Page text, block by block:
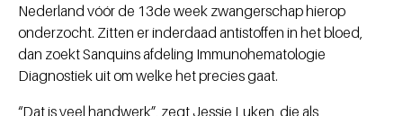
Nederland vóór de 13de week zwangerschap hierop
onderzocht. Zitten er inderdaad antistoffen in het bloed,
dan zoekt Sanquins afdeling Immunohematologie
Diagnostiek uit om welke het precies gaat.
“Dat is veel handwerk”, zegt Jessie Luken, die als